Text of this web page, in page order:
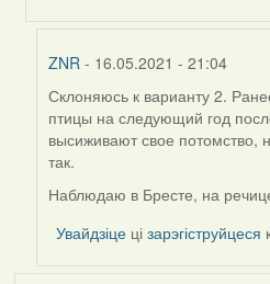
ZNR - 16.05.2021 - 21:04
In
reply
to
by
Feather
Склоняюсь к варианту 2.
птицы на следующий год
высиживают свое потомство,
так.
Наблюдаю в Бресте, на
Увайдзіце цізарэгіструйцеся